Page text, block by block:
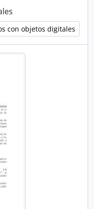
con objetos digitales